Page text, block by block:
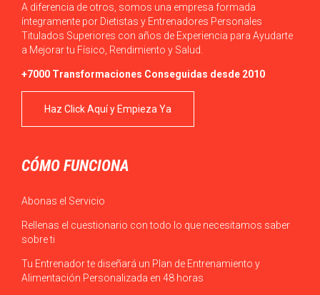
A diferencia de otros, somos una empresa formada
íntegramente por Dietistas y Entrenadores Personales
Titulados Superiores con años de Experiencia para Ayudarte
a Mejorar tu Físico, Rendimiento y Salud.
+7000 Transformaciones Conseguidas desde 2010
Haz Click Aquí y Empieza Ya
CÓMO FUNCIONA
Abonas el Servicio
Rellenas el cuestionario con todo lo que necesitamos saber
sobre ti
Tu Entrenador te diseñará un Plan de Entrenamiento y
Alimentación Personalizada en 48 horas